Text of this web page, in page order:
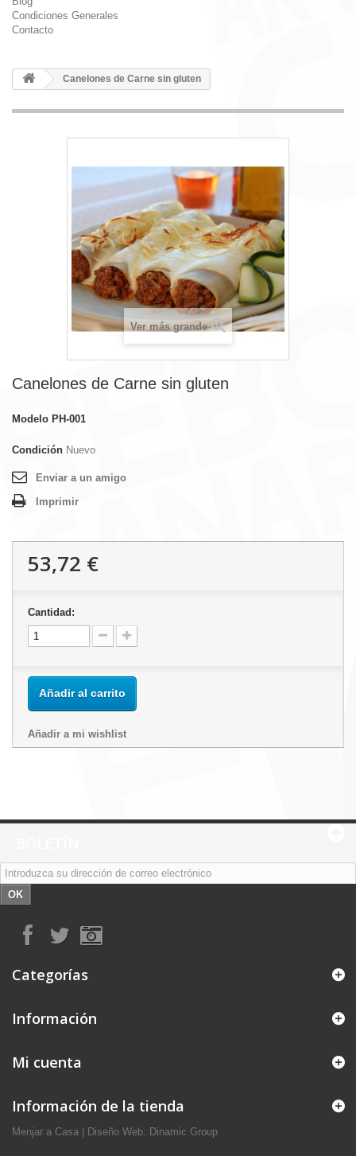
Condiciones Generales
Contacto
Canelones de Carne sin gluten
Ver más grande
Canelones de Carne sin gluten
Modelo PH-001
Condición Nuevo
Enviar a un amigo
Imprimir
53,72 €
Cantidad:
Añadir al carrito
Añadir a mi wishlist
OK
Categorías
Información
Mi cuenta
Información de la tienda
Menjar a Casa Diseño Web: Dinamic Group